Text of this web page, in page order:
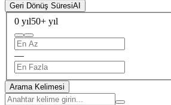
Geri Dönüş SüresiAI
0 yıl50+ yıl
—
Arama Kelimesi